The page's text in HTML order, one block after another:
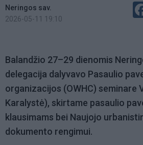
Neringos sav.
2026-05-11 19:10
Balandžio 27–29 dienomis
delegacija dalyvavo Pasaulio
organizacijos (OWHC) seminare
Karalystė), skirtame pasaulio
klausimams bei Naujojo
dokumento rengimui.